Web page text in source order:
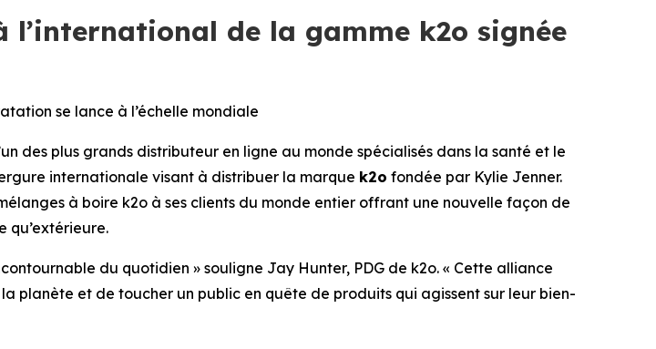
de la gamme k2o signée
se lance à l’échelle mondiale
des plus grands distributeur en ligne au monde spécialisés dans la santé et le
internationale visant à distribuer la marque k2o fondée par Kylie Jenner.
à boire k2o à ses clients du monde entier offrant une nouvelle façon de
qu’extérieure.
du quotidien » souligne Jay Hunter, PDG de k2o. « Cette alliance
planète et de toucher un public en quête de produits qui agissent sur leur bien-